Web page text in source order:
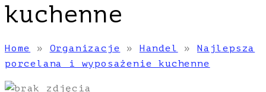
kuchenne
Home » Organizacje » Handel »Najlepsza
porcelana i wyposażenie kuchenne